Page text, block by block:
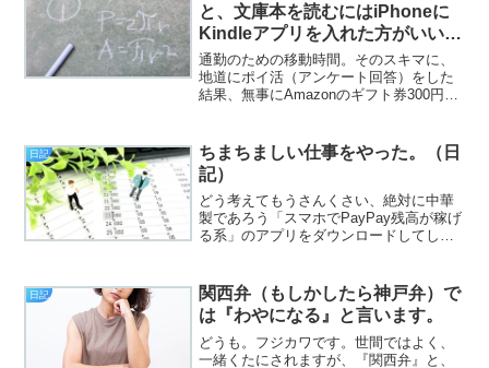
と、文庫本を読むにはiPhoneに
Kindleアプリを入れた方がいいん
じゃ？ など。（日記）
通勤のための移動時間。そのスキマに、
地道にポイ活（アンケート回答）をした
結果、無事にAmazonのギフト券300円分
の中では悪評の高い、火曜日の勤務が終
わりました。明日...
日記
ちまちましい仕事をやった。（日
記）
どう考えてもうさんくさい、絶対に中華
製であろう「スマホでPayPay残高が稼げ
る系」のアプリをダウンロードしてしま
ーに配慮しているからという理由は分か
るにせよ、Brav...
日記
関西弁（もしかしたら神戸弁）で
は『わやになる』と言います。
どうも。フジカワです。世間ではよく、
一緒くたにされますが、『関西弁』と、